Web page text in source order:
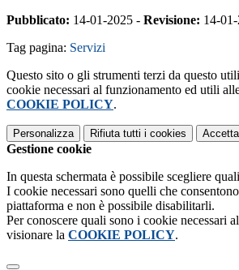
Pubblicato: 14-01-2025 - Revisione: 14-
Tag pagina: Servizi
Questo sito o gli strumenti terzi da questo
cookie necessari al funzionamento ed utili
COOKIE POLICY.
Personalizza Rifiuta tutti i cookies
Gestione cookie
In questa schermata è possibile scegliere
I cookie necessari sono quelli che
piattaforma e non è possibile disabilitarli.
Per conoscere quali sono i cookie necessari
visionare la COOKIE POLICY.